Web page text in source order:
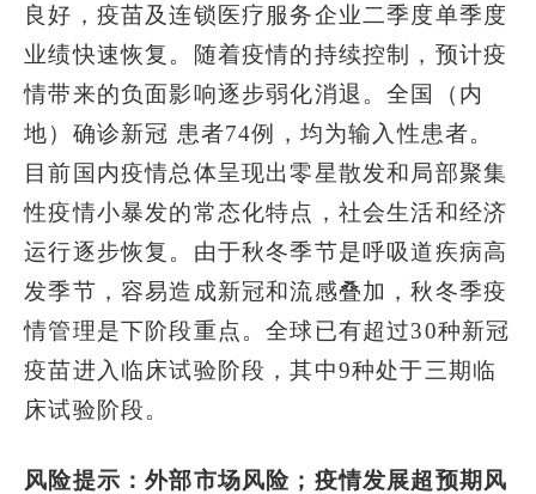
良好，疫苗及连锁医疗服务企业二季度单季度
业绩快速恢复。随着疫情的持续控制，预计疫
情带来的负面影响逐步弱化消退。全国（内
地）确诊新冠 患者74例，均为输入性患者。
目前国内疫情总体呈现出零星散发和局部聚集
性疫情小暴发的常态化特点，社会生活和经济
运行逐步恢复。由于秋冬季节是呼吸道疾病高
发季节，容易造成新冠和流感叠加，秋冬季疫
情管理是下阶段重点。全球已有超过30种新冠
疫苗进入临床试验阶段，其中9种处于三期临
床试验阶段。
风险提示：外部市场风险；疫情发展超预期风